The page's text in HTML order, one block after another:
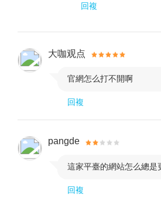
回複
大咖观点
官網怎么打不開啊
回複
pangde
這家平臺的網站怎么總是
回複